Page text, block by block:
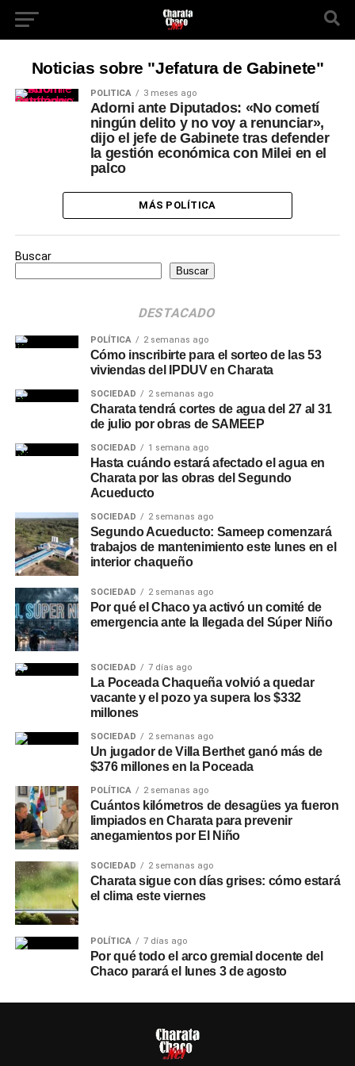
Noticias sobre "Jefatura de Gabinete"
POLÍTICA 3 meses ago
Adorni ante Diputados: «No cometí
ningún delito y no voy a renunciar»,
dijo el jefe de Gabinete tras defender
la gestión económica con Milei en el
palco
MÁS POLÍTICA
Buscar
Buscar
DESTACADO
POLÍTICA 2 semanas ago
Cómo inscribirte para el sorteo de las 53
viviendas del IPDUV en Charata
SOCIEDAD 2 semanas ago
Charata tendrá cortes de agua del 27 al 31
de julio por obras de SAMEEP
SOCIEDAD 1 semana ago
Hasta cuándo estará afectado el agua en
Charata por las obras del Segundo
Acueducto
SOCIEDAD 2 semanas ago
Segundo Acueducto: Sameep comenzará
trabajos de mantenimiento este lunes en el
interior chaqueño
SOCIEDAD 2 semanas ago
Por qué el Chaco ya activó un comité de
emergencia ante la llegada del Súper Niño
SOCIEDAD 7 días ago
La Poceada Chaqueña volvió a quedar
vacante y el pozo ya supera los $332
millones
SOCIEDAD 2 semanas ago
Un jugador de Villa Berthet ganó más de
$376 millones en la Poceada
POLÍTICA 2 semanas ago
Cuántos kilómetros de desagües ya fueron
limpiados en Charata para prevenir
anegamientos por El Niño
SOCIEDAD 2 semanas ago
Charata sigue con días grises: cómo estará
el clima este viernes
POLÍTICA 7 días ago
Por qué todo el arco gremial docente del
Chaco parará el lunes 3 de agosto